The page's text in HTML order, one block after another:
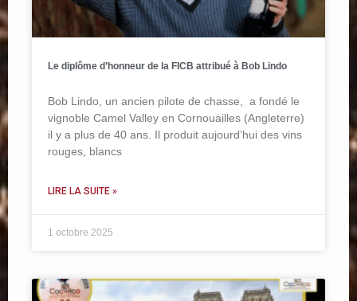
Le diplôme d’honneur de la FICB attribué à Bob Lindo
Bob Lindo, un ancien pilote de chasse, a fondé le
vignoble Camel Valley en Cornouailles (Angleterre)
il y a plus de 40 ans. Il produit aujourd’hui des vins
rouges, blancs
LIRE LA SUITE »
1 octobre 2025